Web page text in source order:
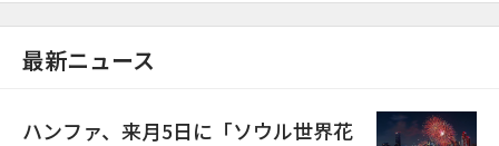
最新ニュース
ハンファ、来月5日に「ソウル世界花